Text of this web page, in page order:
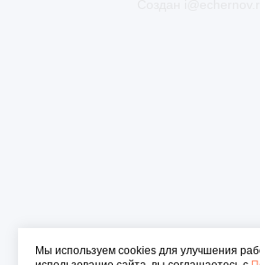
Мы используем cookies для улучшения